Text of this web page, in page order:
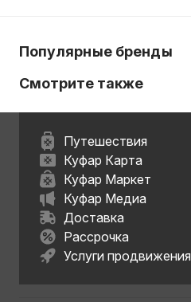
Популярные бренды
Смотрите также
Путешествия
Куфар Карта
Куфар Маркет
Куфар Медиа
Доставка
Рассрочка
Услуги продвижения